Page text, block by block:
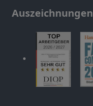
Auszeichnungen